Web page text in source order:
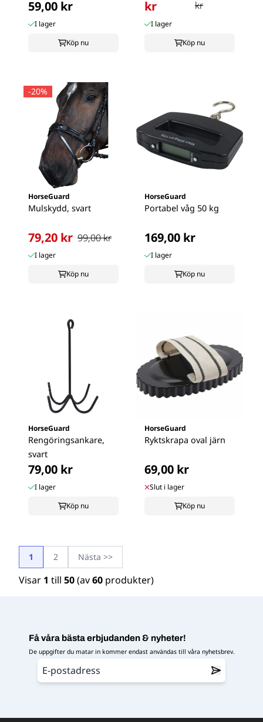
59,00 kr
I lager
Köp nu
kr
kr
I lager
Köp nu
-20%
HorseGuard
Mulskydd, svart
79,20 kr 99,00 kr
I lager
Köp nu
HorseGuard
Portabel våg 50 kg
169,00 kr
I lager
Köp nu
HorseGuard
Rengöringsankare,
svart
79,00 kr
I lager
Köp nu
HorseGuard
Ryktskrapa oval järn
69,00 kr
Slut i lager
Köp nu
1 2 Nästa >>
Visar 1 till 50(av60produkter)
Få våra bästa erbjudanden & nyheter!
De uppgifter du matar in kommer endast användas till våra nyhetsbrev.